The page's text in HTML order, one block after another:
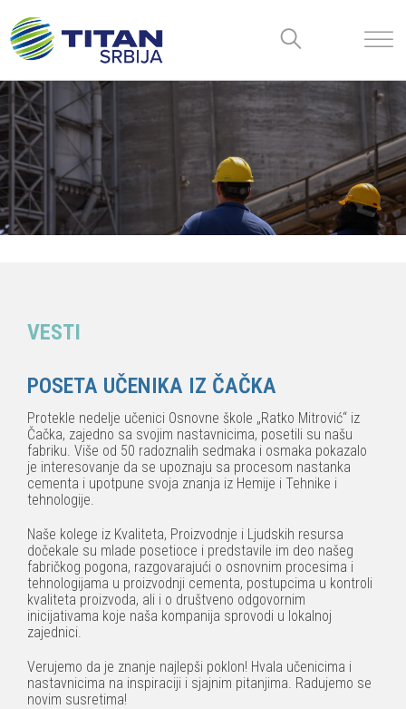
VESTI
POSETA UČENIKA IZ ČAČKA
Protekle nedelje učenici Osnovne škole „Ratko Mitrović“ iz
Čačka, zajedno sa svojim nastavnicima, posetili su našu
fabriku. Više od 50 radoznalih sedmaka i osmaka pokazalo
je interesovanje da se upoznaju sa procesom nastanka
cementa i upotpune svoja znanja iz Hemije i Tehnike i
tehnologije.
Naše kolege iz Kvaliteta, Proizvodnje i Ljudskih resursa
dočekale su mlade posetioce i predstavile im deo našeg
fabričkog pogona, razgovarajući o osnovnim procesima i
tehnologijama u proizvodnji cementa, postupcima u kontroli
kvaliteta proizvoda, ali i o društveno odgovornim
inicijativama koje naša kompanija sprovodi u lokalnoj
zajednici.
Verujemo da je znanje najlepši poklon! Hvala učenicima i
nastavnicima na inspiraciji i sjajnim pitanjima. Radujemo se
novim susretima!